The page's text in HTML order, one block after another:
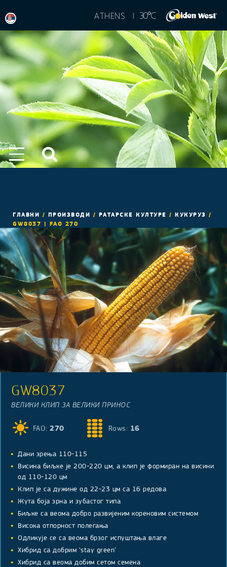
ATHENS | 30°C
ГЛАВНИ / ПРОИЗВОДИ / РАТАРСКЕ КУЛТУРЕ / КУКУРУЗ /
GW8037 | FAO 270
GW8037
ВЕЛИКИ КЛИП ЗА ВЕЛИКИ ПРИНОС
FAO: 270 Rows: 16
Дани зрења 110-115
Висина биљке је 200-220 цм, а клип је формиран на висини
од 110-120 цм
Клип је са дужине од 22-23 цм са 16 редова
Жута боја зрна и зубастог типа
Биљке са веома добро развијеним кореновим системом
Висока отпорност полегања
Одликује се са веома брзог испуштања влаге
Хибрид са добрим ‘stay green’
Хибрид са веома добим сетом семена